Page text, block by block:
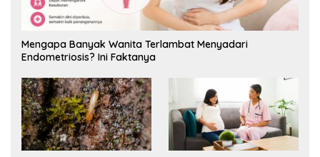
Mengapa Banyak Wanita Terlambat Menyadari
Endometriosis? Ini Faktanya